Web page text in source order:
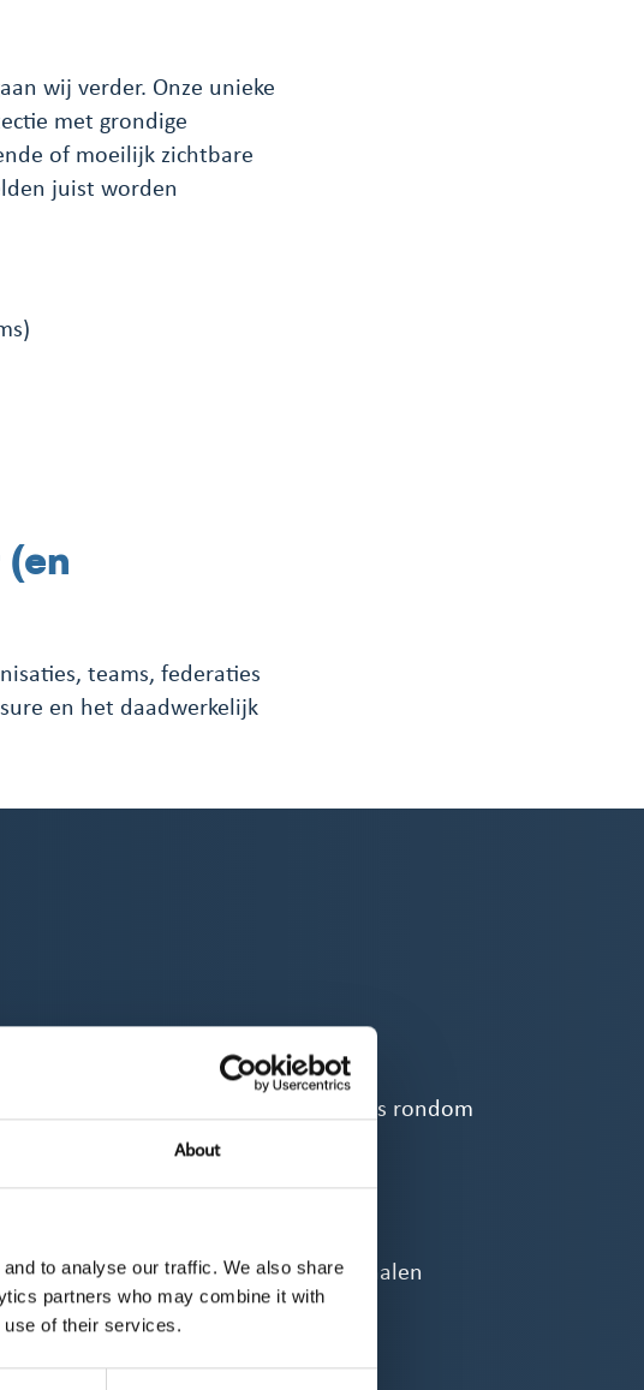
About
to analyse our traffic. We also share
partners who may combine it with
use of their services.
wij verder. Onze unieke
met grondige
of moeilijk zichtbare
juist worden
teams, federaties
en het daadwerkelijk
in artikelen of galleries rondom
van sponsoren op alle beeldkanalen